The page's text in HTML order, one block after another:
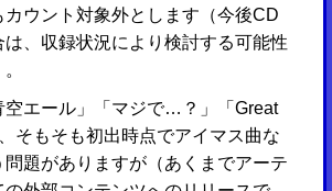
カウント対象外とします（今後CD
、収録状況により検討する可能性
空エール」「マジで…？」「Great
そもそも初出時点でアイマス曲な
題がありますが（あくまでアーテ